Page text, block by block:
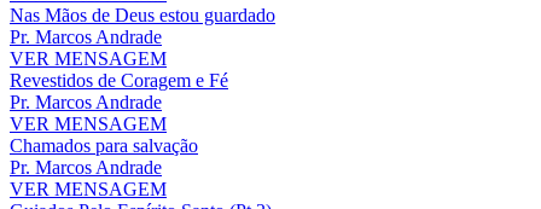
Nas Mãos de Deus estou guardado
Pr. Marcos Andrade
VER MENSAGEM
Revestidos de Coragem e Fé
Pr. Marcos Andrade
VER MENSAGEM
Chamados para salvação
Pr. Marcos Andrade
VER MENSAGEM